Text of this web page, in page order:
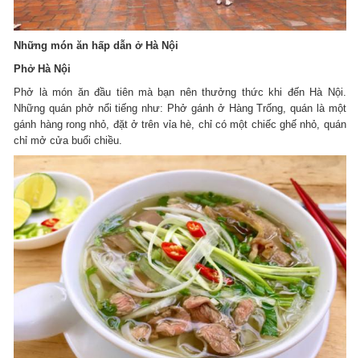
Những món ăn hấp dẫn ở Hà Nội
Phở Hà Nội
Phở là món ăn đầu tiên mà bạn nên thưởng thức khi đến Hà Nội.
Những quán phở nổi tiếng như: Phở gánh ở Hàng Trống, quán là một
gánh hàng rong nhỏ, đặt ở trên vỉa hè, chỉ có một chiếc ghế nhỏ, quán
chỉ mở cửa buổi chiều.